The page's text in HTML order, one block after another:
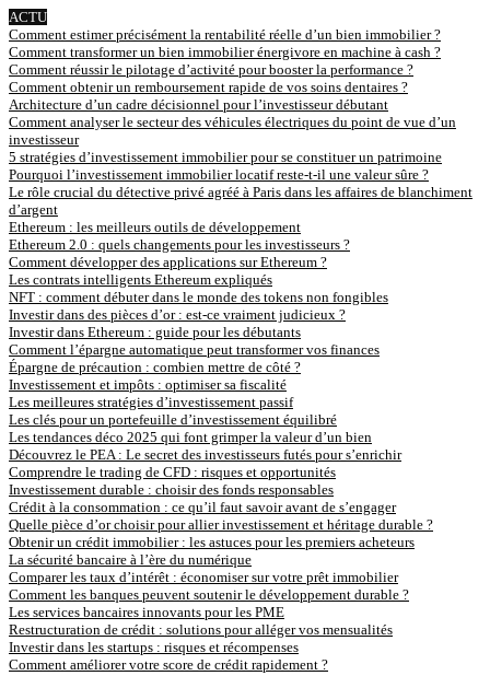
ACTU
Comment estimer précisément la rentabilité réelle d’un bien immobilier ?
Comment transformer un bien immobilier énergivore en machine à cash ?
Comment réussir le pilotage d’activité pour booster la performance ?
Comment obtenir un remboursement rapide de vos soins dentaires ?
Architecture d’un cadre décisionnel pour l’investisseur débutant
Comment analyser le secteur des véhicules électriques du point de vue d’un
investisseur
5 stratégies d’investissement immobilier pour se constituer un patrimoine
Pourquoi l’investissement immobilier locatif reste-t-il une valeur sûre ?
Le rôle crucial du détective privé agréé à Paris dans les affaires de blanchiment
d’argent
Ethereum : les meilleurs outils de développement
Ethereum 2.0 : quels changements pour les investisseurs ?
Comment développer des applications sur Ethereum ?
Les contrats intelligents Ethereum expliqués
NFT : comment débuter dans le monde des tokens non fongibles
Investir dans des pièces d’or : est-ce vraiment judicieux ?
Investir dans Ethereum : guide pour les débutants
Comment l’épargne automatique peut transformer vos finances
Épargne de précaution : combien mettre de côté ?
Investissement et impôts : optimiser sa fiscalité
Les meilleures stratégies d’investissement passif
Les clés pour un portefeuille d’investissement équilibré
Les tendances déco 2025 qui font grimper la valeur d’un bien
Découvrez le PEA : Le secret des investisseurs futés pour s’enrichir
Comprendre le trading de CFD : risques et opportunités
Investissement durable : choisir des fonds responsables
Crédit à la consommation : ce qu’il faut savoir avant de s’engager
Quelle pièce d’or choisir pour allier investissement et héritage durable ?
Obtenir un crédit immobilier : les astuces pour les premiers acheteurs
La sécurité bancaire à l’ère du numérique
Comparer les taux d’intérêt : économiser sur votre prêt immobilier
Comment les banques peuvent soutenir le développement durable ?
Les services bancaires innovants pour les PME
Restructuration de crédit : solutions pour alléger vos mensualités
Investir dans les startups : risques et récompenses
Comment améliorer votre score de crédit rapidement ?